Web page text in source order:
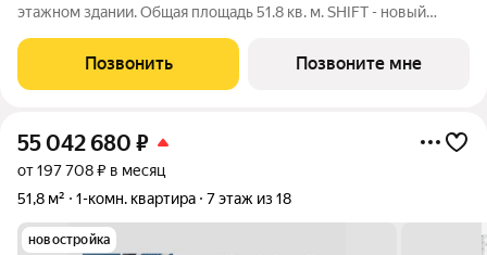
этажном здании. Общая площадь 51.8 кв. м. SHIFT - новый
районе, в 300 м от Нескучного сада. Главная особенность
проекта - 5 башен, в
Позвонить Позвоните мне
55 042 680 ₽
от 197 708 ₽ в месяц
51,8 м²
1-комн. квартира 7 этаж из 18
новостройка